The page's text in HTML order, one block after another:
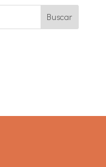
Buscar